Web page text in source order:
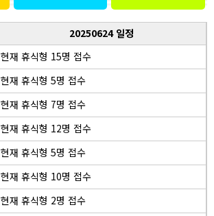
20250624 일정
현재 휴식형 15명 접수
현재 휴식형 5명 접수
현재 휴식형 7명 접수
현재 휴식형 12명 접수
현재 휴식형 5명 접수
현재 휴식형 10명 접수
현재 휴식형 2명 접수